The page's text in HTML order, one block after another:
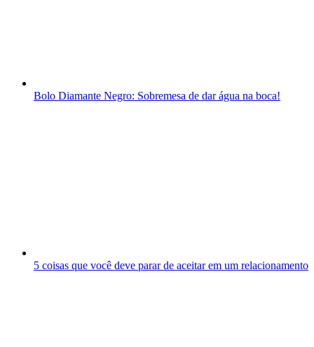
Bolo Diamante Negro: Sobremesa de dar água na boca!
5 coisas que você deve parar de aceitar em um relacionamento